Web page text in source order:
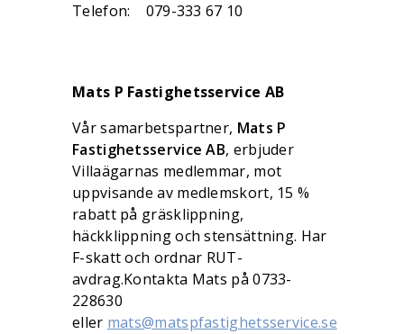
Telefon: 079-333 67 10
Mats P Fastighetsservice AB
Vår samarbetspartner, Mats P
Fastighetsservice AB, erbjuder
Villaägarnas medlemmar, mot
uppvisande av medlemskort, 15 %
rabatt på gräsklippning,
häckklippning och stensättning. Har
F-skatt och ordnar RUT-
avdrag.Kontakta Mats på 0733-
228630
eller mats@matspfastighetsservice.se